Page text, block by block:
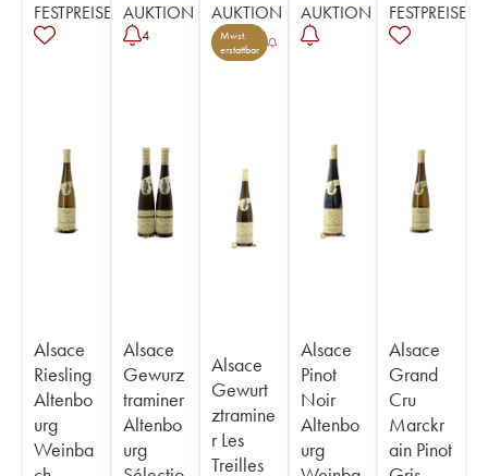
FESTPREISE
Alsace
Riesling
Altenbo
urg
Weinba
AUKTION
4
Alsace
Gewurz
traminer
Altenbo
urg
AUKTION
Mwst.
erstattbar
Alsace
Gewurt
ztramine
r Les
Treilles
AUKTION
Alsace
Pinot
Noir
Altenbo
urg
FESTPREISE
Alsace
Grand
Cru
Marckr
ain Pinot